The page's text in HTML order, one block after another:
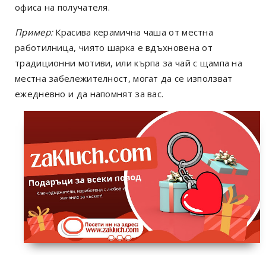
офиса на получателя.
Пример:Красива керамична чаша от местна
работилница, чиято шарка е вдъхновена от
традиционни мотиви, или кърпа за чай с щампа на
местна забележителност, могат да се използват
ежедневно и да напомнят за вас.